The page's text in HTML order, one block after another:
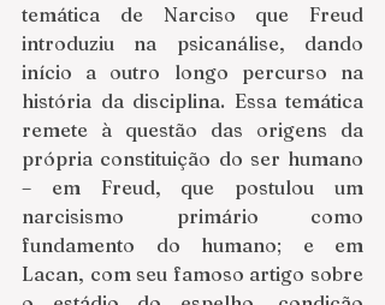
temática de Narciso que Freud
introduziu na psicanálise, dando
início a outro longo percurso na
história da disciplina. Essa temática
remete à questão das origens da
própria constituição do ser humano
– em Freud, que postulou um
narcisismo primário como
fundamento do humano; e em
Lacan, com seu famoso artigo sobre